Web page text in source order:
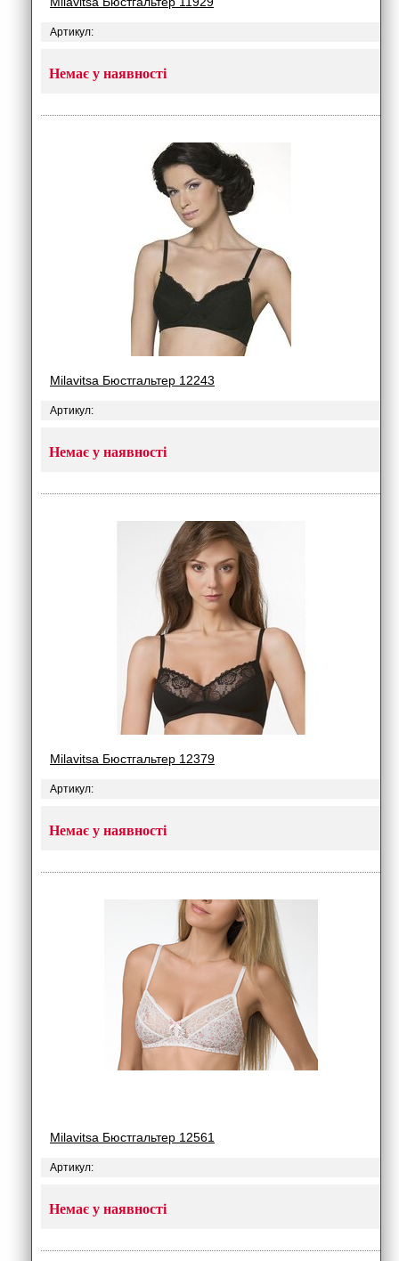
Артикул:
Немає у наявності
Milavitsa Бюстгальтер 12243
Артикул:
Немає у наявності
Milavitsa Бюстгальтер 12379
Артикул:
Немає у наявності
Milavitsa Бюстгальтер 12561
Артикул:
Немає у наявності